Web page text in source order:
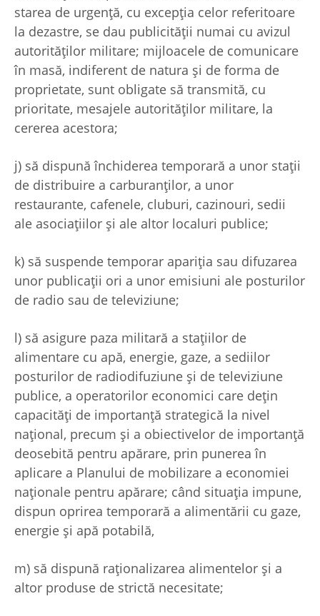
starea de urgenţă, cu excepţia celor referitoare
la dezastre, se dau publicităţii numai cu avizul
autorităţilor militare; mijloacele de comunicare
în masă, indiferent de natura şi de forma de
proprietate, sunt obligate să transmită, cu
prioritate, mesajele autorităţilor militare, la
cererea acestora;
j) să dispună închiderea temporară a unor staţii
de distribuire a carburanţilor, a unor
restaurante, cafenele, cluburi, cazinouri, sedii
ale asociaţiilor şi ale altor localuri publice;
k) să suspende temporar apariţia sau difuzarea
unor publicaţii ori a unor emisiuni ale posturilor
de radio sau de televiziune;
l) să asigure paza militară a staţiilor de
alimentare cu apă, energie, gaze, a sediilor
posturilor de radiodifuziune şi de televiziune
publice, a operatorilor economici care deţin
capacităţi de importanţă strategică la nivel
naţional, precum şi a obiectivelor de importanţă
deosebită pentru apărare, prin punerea în
aplicare a Planului de mobilizare a economiei
naţionale pentru apărare; când situaţia impune,
dispun oprirea temporară a alimentării cu gaze,
energie şi apă potabilă,
m) să dispună raţionalizarea alimentelor şi a
altor produse de strictă necesitate;